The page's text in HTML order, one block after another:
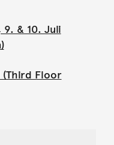
9. & 10. Juli
(Third Floor